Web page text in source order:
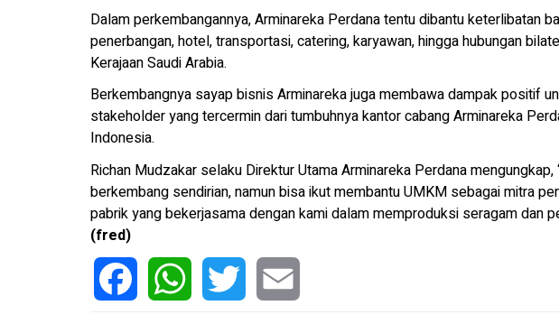
Dalam perkembangannya, Arminareka Perdana tentu dibantu keterlibatan
penerbangan, hotel, transportasi, catering, karyawan, hingga hubungan
Kerajaan Saudi Arabia.
Berkembangnya sayap bisnis Arminareka juga membawa dampak positif
stakeholder yang tercermin dari tumbuhnya kantor cabang Arminareka
Indonesia.
Richan Mudzakar selaku Direktur Utama Arminareka Perdana
berkembang sendirian, namun bisa ikut membantu UMKM sebagai mitra
pabrik yang bekerjasama dengan kami dalam memproduksi seragam dan
(fred)